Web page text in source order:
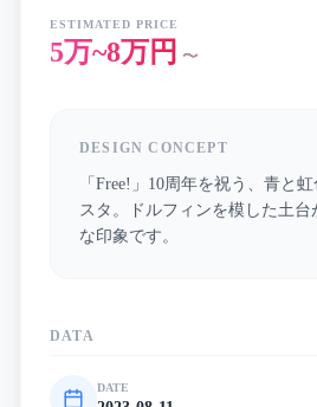
ESTIMATED PRICE
5万~8万円 〜
DESIGN CONCEPT
「Free!」10周年を祝う、青と
スタ。ドルフィンを模した土
な印象です。
DATA
DATE